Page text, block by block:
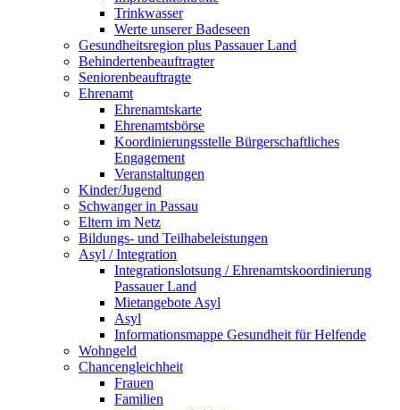
Trinkwasser
Werte unserer Badeseen
Gesundheitsregion plus Passauer Land
Behindertenbeauftragter
Seniorenbeauftragte
Ehrenamt
Ehrenamtskarte
Ehrenamtsbörse
Koordinierungsstelle Bürgerschaftliches
Engagement
Veranstaltungen
Kinder/Jugend
Schwanger in Passau
Eltern im Netz
Bildungs- und Teilhabeleistungen
Asyl / Integration
Integrationslotsung / Ehrenamtskoordinierung
Passauer Land
Mietangebote Asyl
Asyl
Informationsmappe Gesundheit für Helfende
Wohngeld
Chancengleichheit
Frauen
Familien